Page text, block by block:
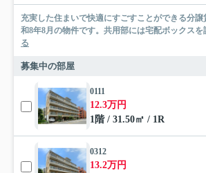
充実した住まいで快適にすごすことができる分
和8年8月の物件です。共用部には宅配ボックスを
る
募集中の部屋
0111
12.3万円
1階 / 31.50㎡ / 1R
0312
13.2万円